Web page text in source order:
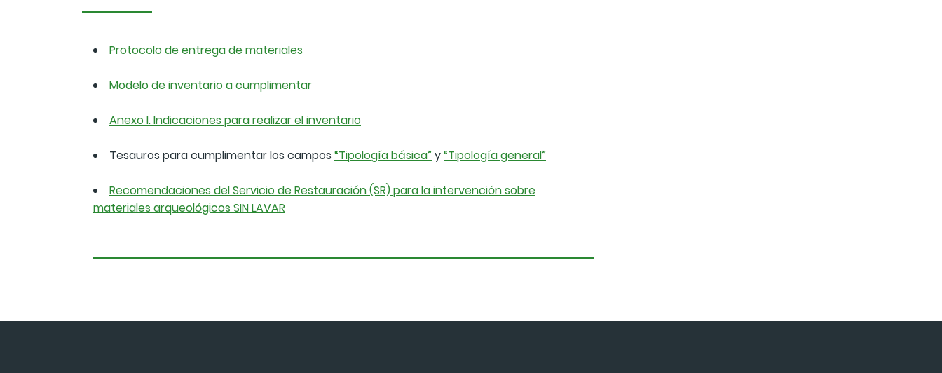
Protocolo de entrega de materiales
Modelo de inventario a cumplimentar
Anexo I. Indicaciones para realizar el inventario
Tesauros para cumplimentar los campos “Tipología básica” y“Tipología general”
Recomendaciones del Servicio de Restauración (SR) para la intervención sobre
materiales arqueológicos SIN LAVAR